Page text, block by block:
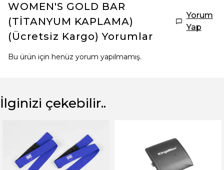
WOMEN'S GOLD BAR
(TİTANYUM KAPLAMA)
(Ücretsiz Kargo) Yorumlar
Yorum
Yap
Bu ürün için henüz yorum yapılmamış.
İlginizi çekebilir..